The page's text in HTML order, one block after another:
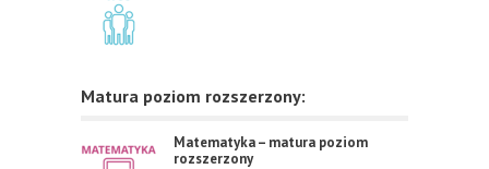
Matura poziom rozszerzony:
Matematyka – matura poziom
rozszerzony